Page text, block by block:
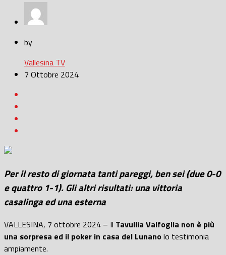
by
Vallesina TV
7 Ottobre 2024
Per il resto di giornata tanti pareggi, ben sei (due 0-0
e quattro 1-1). Gli altri risultati: una vittoria
casalinga ed una esterna
VALLESINA, 7 ottobre 2024 – Il Tavullia Valfoglia non è più
una sorpresa ed il poker in casa del Lunanolo testimonia
ampiamente.